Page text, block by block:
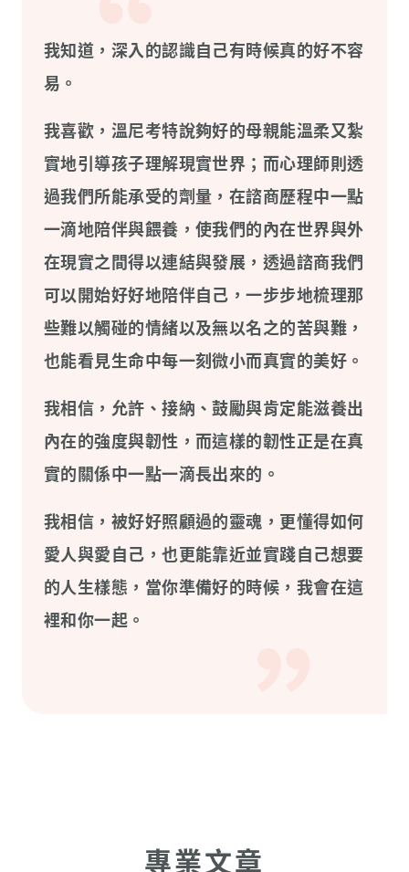
我知道，深入的認識自己有時候真的好不容
易。
我喜歡，溫尼考特說夠好的母親能溫柔又紮
實地引導孩子理解現實世界；而心理師則透
過我們所能承受的劑量，在諮商歷程中一點
一滴地陪伴與餵養，使我們的內在世界與外
在現實之間得以連結與發展，透過諮商我們
可以開始好好地陪伴自己，一步步地梳理那
些難以觸碰的情緒以及無以名之的苦與難，
也能看見生命中每一刻微小而真實的美好。
我相信，允許、接納、鼓勵與肯定能滋養出
內在的強度與韌性，而這樣的韌性正是在真
實的關係中一點一滴長出來的。
我相信，被好好照顧過的靈魂，更懂得如何
愛人與愛自己，也更能靠近並實踐自己想要
的人生樣態，當你準備好的時候，我會在這
裡和你一起。
專業文章